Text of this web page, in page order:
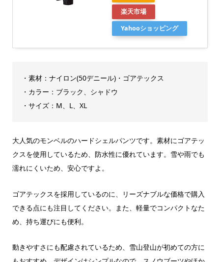
楽天市場
Yahooショッピング
・素材：ナイロン(50デニール)・ゴアテックス
・カラー：ブラック、シャドウ
・サイズ：M、L、XL
大人気のモンベルのハードシェルパンツです。素材にゴアテッ
クスを使用しているため、防水性に優れています。雪や雨でも
濡れにくいため、安心ですよ。
ゴアテックスを採用しているのに、リーズナブルな価格で購入
できる点にも注目してください。また、軽量でコンパクトなた
め、持ち運びにも便利。
動きやすさにも配慮されているため、雪山登山が初めての方に